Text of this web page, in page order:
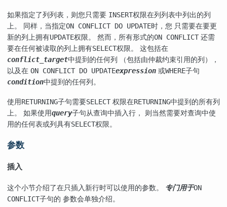
如果指定了列列表，则您只需要 INSERT权限在列列表中列出的列
上。 同样，当指定ON CONFLICT DO UPDATE时，您 只需要在要更
新的列上拥有UPDATE权限。 然而，所有形式的ON CONFLICT 还需
要在任何被读取的列上拥有SELECT权限。 这包括在
conflict_target中提到的任何列 （包括由仲裁约束引用的列），
以及在 ON CONFLICT DO UPDATEexpression 或WHERE子句
condition中提到的任何列。
使用RETURNING子句需要SELECT 权限在RETURNING中提到的所有列
上。 如果使用query子句从查询中插入行， 则当然需要对查询中使
用的任何表或列具有SELECT权限。
参数
插入
这个小节介绍了在只插入新行时可以使用的参数。 专门用于ON
CONFLICT子句的 参数会单独介绍。